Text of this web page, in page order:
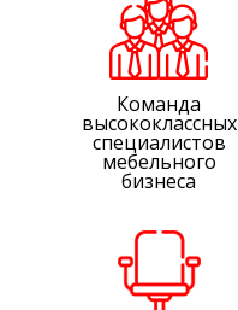
Команда
высококлассных
специалистов
мебельного
бизнеса